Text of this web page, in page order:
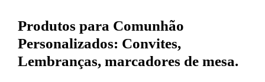
Produtos para Comunhão
Personalizados: Convites,
Lembranças, marcadores de mesa.